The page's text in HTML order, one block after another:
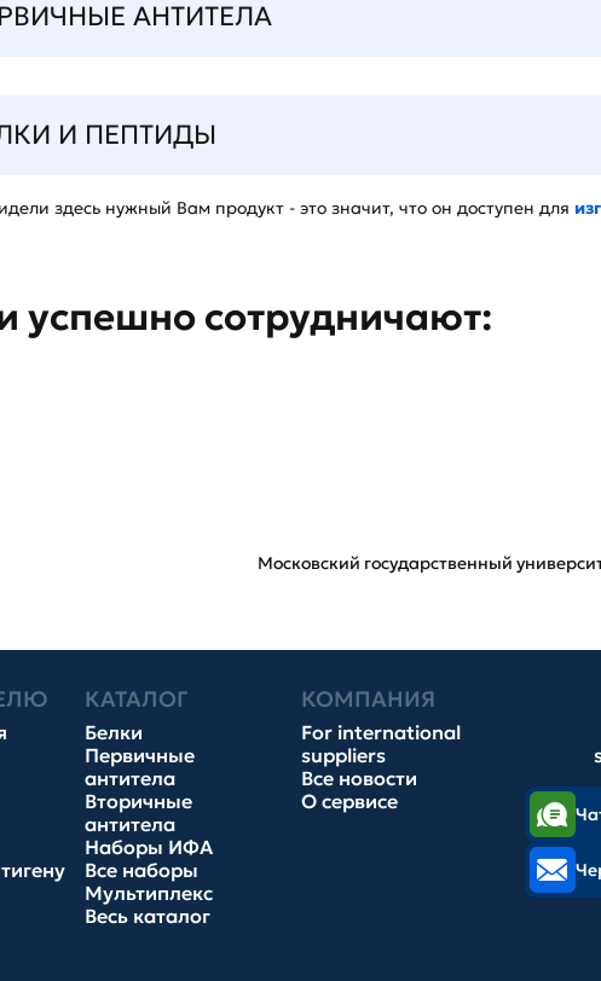
АНТИТЕЛА
И ПЕПТИДЫ
здесь нужный Вам продукт - это значит, что он доступен для
успешно сотрудничают:
Московский государственный
КАТАЛОГ
Белки
Первичные
антитела
Вторичные
антитела
Наборы ИФА
Все наборы
Мультиплекс
Весь каталог
КОМПАНИЯ
For international
suppliers
Все новости
О сервисе